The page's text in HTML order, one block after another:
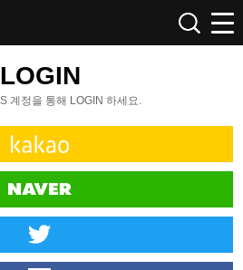
LOGIN
계정을 통해 LOGIN 하세요.